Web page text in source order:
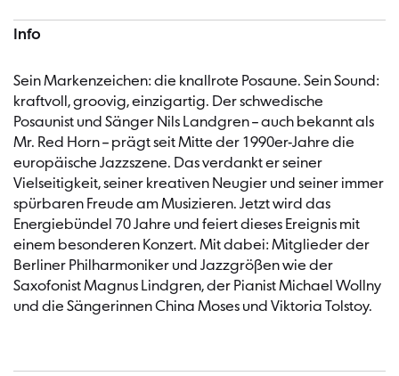
Info
Sein Markenzeichen: die knallrote Posaune. Sein Sound:
kraftvoll, groovig, einzigartig. Der schwedische
Posaunist und Sänger Nils Landgren – auch bekannt als
Mr. Red Horn – prägt seit Mitte der 1990er-Jahre die
europäische Jazzszene. Das verdankt er seiner
Vielseitigkeit, seiner kreativen Neugier und seiner immer
spürbaren Freude am Musizieren. Jetzt wird das
Energiebündel 70 Jahre und feiert dieses Ereignis mit
einem besonderen Konzert. Mit dabei: Mitglieder der
Berliner Philharmoniker und Jazzgrößen wie der
Saxofonist Magnus Lindgren, der Pianist Michael Wollny
und die Sängerinnen China Moses und Viktoria Tolstoy.